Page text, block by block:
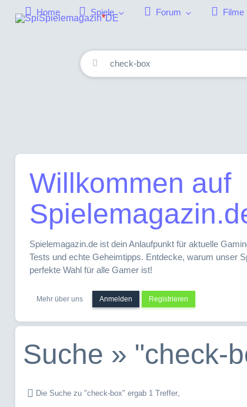
Spielemagazin*DE
Home Spiele Forum Filme
Willkommen auf
Spielemagazin.de ist dein Anlaufpunkt für aktuelle
Tests und echte Geheimtipps. Entdecke, warum unser
perfekte Wahl für alle Gamer ist!
Mehr über uns Anmelden Registrieren
Suche » "check-
Die Suche zu "check-box" ergab 1 Treffer.